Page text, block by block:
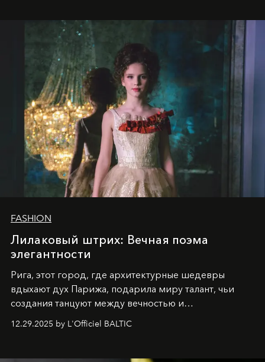
2025
и LUXIA June 2025, представляет собой
уникальное явление современной культуры.
FASHION
Лилаковый штрих: Вечная поэма
элегантности
Рига, этот город, где архитектурные шедевры
вдыхают дух Парижа, подарила миру талант, чьи
создания танцуют между вечностью и
современностью.
12.29.2025 by L'Officiel BALTIC